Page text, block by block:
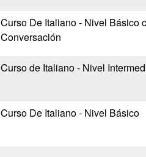
Curso De Italiano - Nivel Básico
Conversación
Curso de Italiano - Nivel
Curso De Italiano - Nivel Básico